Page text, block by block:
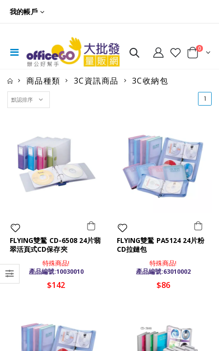
我的帳戶
0
商品種類 3C資訊商品 3C收納包
1
FLYING雙鶖 CD-6508 24片翡
翠活頁式CD保存夾
特殊商品!
產品編號:10030010
$142
FLYING雙鶖 PA5124 24片粉
CD拉鏈包
特殊商品!
產品編號:63010002
$86